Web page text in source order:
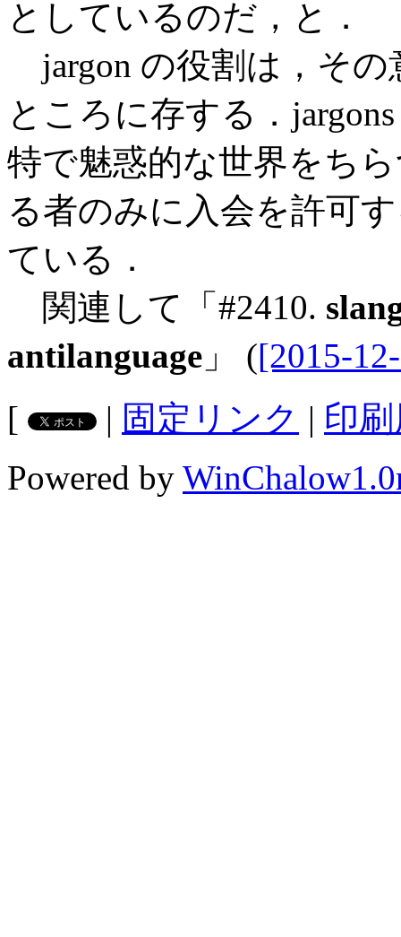
としているのだ，と．
jargon の役割は，その
ところに存する．
特で魅惑的な世界をち
る者のみに入会を許可
ている．
関連して「#2410.
antilanguage 」 ([2015-
[
| 固定リンク | 印
Powered by